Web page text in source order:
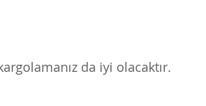
da iyi olacaktır.